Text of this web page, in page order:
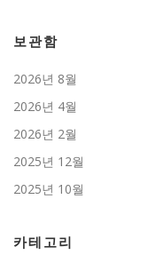
보관함
2026년 8월
2026년 4월
2026년 2월
2025년 12월
2025년 10월
카테고리